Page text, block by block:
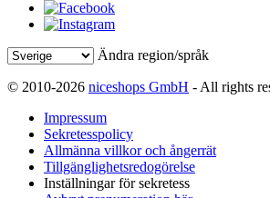
Ändra region/språk
© 2010-2026 niceshops GmbH - All rights
Impressum
Sekretesspolicy
Allmänna villkor och ångerrät
Tillgänglighetsredogörelse
Inställningar för sekretess